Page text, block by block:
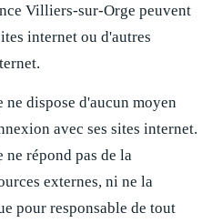
Villiers-sur-Orge peuvent
internet ou d'autres
ne dispose d'aucun moyen
avec ses sites internet.
ne répond pas de la
externes, ni ne la
pour responsable de tout